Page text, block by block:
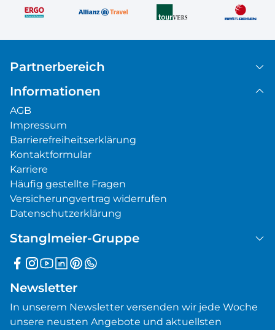
Partnerbereich
Informationen
AGB
Impressum
Barrierefreiheitserklärung
Kontaktformular
Karriere
Häufig gestellte Fragen
Versicherungvertrag widerrufen
Datenschutzerklärung
Stanglmeier-Gruppe
Newsletter
In unserem Newsletter versenden wir jede Woche
unsere neusten Angebote und aktuellsten